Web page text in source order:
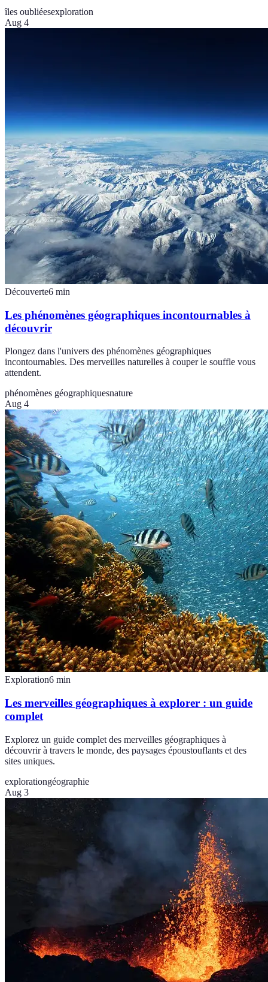
îles oubliéesexploration
Aug 4
Découverte6 min
Les phénomènes géographiques incontournables à
découvrir
Plongez dans l'univers des phénomènes géographiques
incontournables. Des merveilles naturelles à couper le souffle vous
attendent.
phénomènes géographiquesnature
Aug 4
Exploration6 min
Les merveilles géographiques à explorer : un guide
complet
Explorez un guide complet des merveilles géographiques à
découvrir à travers le monde, des paysages époustouflants et des
sites uniques.
explorationgéographie
Aug 3